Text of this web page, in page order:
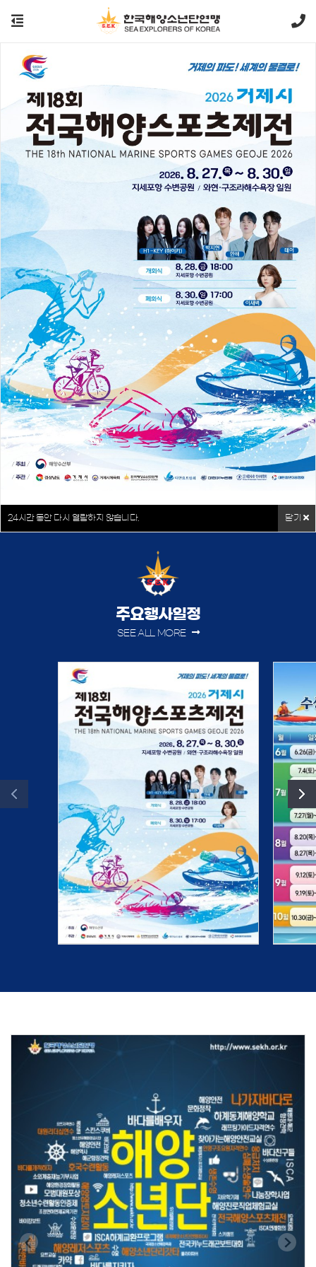
24시간 동안 다시 열람하지 않습니다. 닫기
바다에서 미래를 여는 해양소년단
우리가 꿈꾸는 바다, 국민과 함께!
해양소년단은 국내 유일의 해양관련 청소년 단체이며,
해양에 대한 교육과 보존, 보호활동을 통하여
풍부한 해양유산을 지키고 발전 시키는 비영리 단체입니다.
해양소년단 소개
더보기
단원활동 및 가입안내
더보기
응시접수 주요사업
주요행사일정
SEE ALL MORE